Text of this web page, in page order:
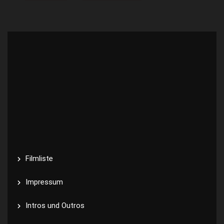
Filmliste
Impressum
Intros und Outros